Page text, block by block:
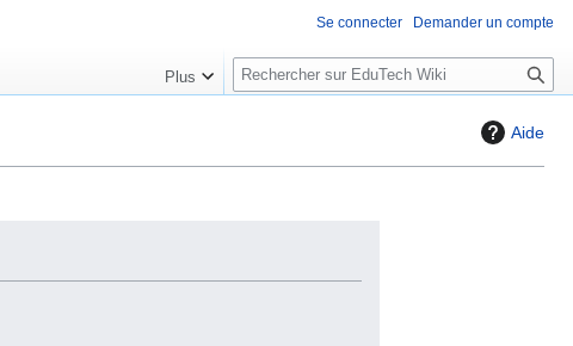
Aide
Se connecter Demander un compte
Plus
R
e
e
e